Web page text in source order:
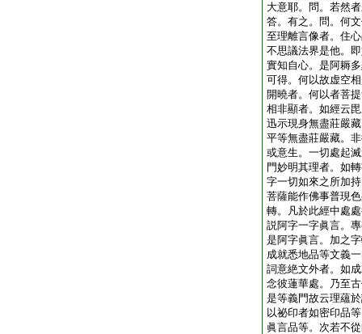
大意耶。問。若然
答。有之。問。何
至理離言像者。住
不思議法界是他。
實知自心。是阿耨
可得。何以故虚空
開曉者。何以者菩
相非顯者。如經云
迅示現身無盡莊嚴
平等無盡莊嚴藏。
或意生。一切處起
門妙明其理者。如
字一切如來之所加
菩薩能作佛事普現
轉。凡於此經中處
説阿字一字眞言。
是阿字眞言。加之
成就悉地品等文義
詞意絶文外者。如
念彼蓮華處。乃至
是等義門故云理蘊
以祕印者如密印品
眞言品等。次若不